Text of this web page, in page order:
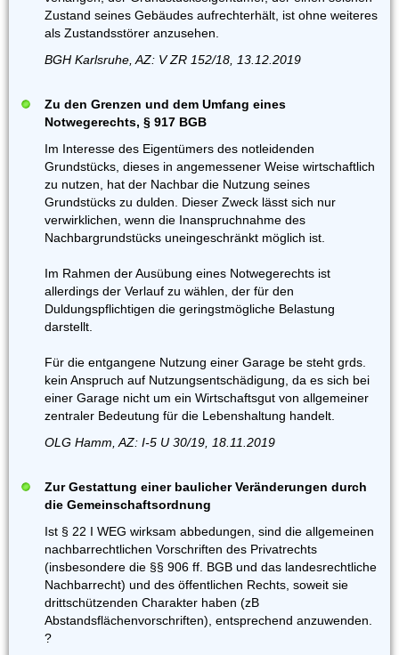
Zustand seines Gebäudes aufrechterhält, ist ohne weiteres
als Zustandsstörer anzusehen.
BGH Karlsruhe, AZ: V ZR 152/18, 13.12.2019
Zu den Grenzen und dem Umfang eines
Notwegerechts, § 917 BGB
Im Interesse des Eigentümers des notleidenden
Grundstücks, dieses in angemessener Weise wirtschaftlich
zu nutzen, hat der Nachbar die Nutzung seines
Grundstücks zu dulden. Dieser Zweck lässt sich nur
verwirklichen, wenn die Inanspruchnahme des
Nachbargrundstücks uneingeschränkt möglich ist.
Im Rahmen der Ausübung eines Notwegerechts ist
allerdings der Verlauf zu wählen, der für den
Duldungspflichtigen die geringstmögliche Belastung
darstellt.
Für die entgangene Nutzung einer Garage be steht grds.
kein Anspruch auf Nutzungsentschädigung, da es sich bei
einer Garage nicht um ein Wirtschaftsgut von allgemeiner
zentraler Bedeutung für die Lebenshaltung handelt.
OLG Hamm, AZ: I-5 U 30/19, 18.11.2019
Zur Gestattung einer baulicher Veränderungen durch
die Gemeinschaftsordnung
Ist § 22 I WEG wirksam abbedungen, sind die allgemeinen
nachbarrechtlichen Vorschriften des Privatrechts
(insbesondere die §§ 906 ff. BGB und das landesrechtliche
Nachbarrecht) und des öffentlichen Rechts, soweit sie
drittschützenden Charakter haben (zB
Abstandsflächenvorschriften), entsprechend anzuwenden.
?